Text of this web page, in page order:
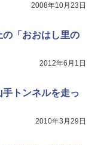
2008年10月23日
「おおはし里の
2012年6月1日
トンネルを走っ
2010年3月29日